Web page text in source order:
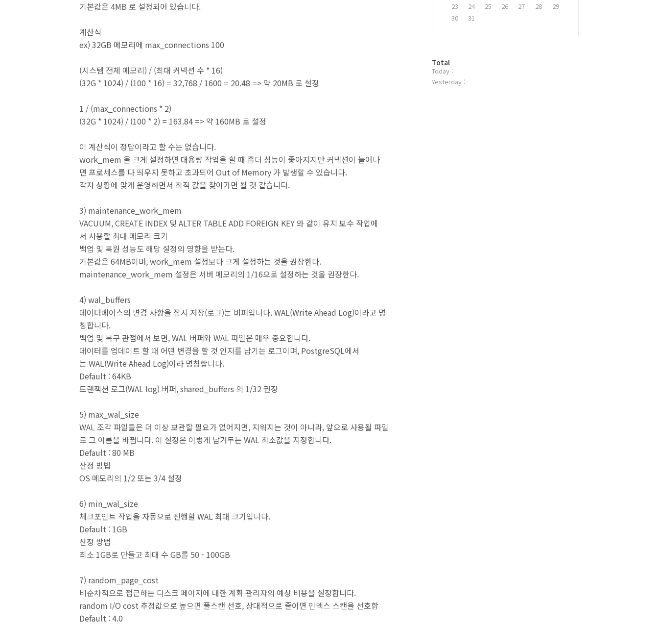
기본값은 4MB 로 설정되어 있습니다.
계산식
ex) 32GB 메모리에 max_connections 100
(시스템 전체 메모리) / (최대 커넥션 수 * 16)
(32G * 1024) / (100 * 16) = 32,768 / 1600 = 20.48 => 약 20MB 로 설정
1 / (max_connections * 2)
(32G * 1024) / (100 * 2) = 163.84 => 약 160MB 로 설정
이 계산식이 정답이라고 할 수는 없습니다.
work_mem 을 크게 설정하면 대용량 작업을 할 때 좀더 성능이 좋아지지만 커넥션이 늘어나
면 프로세스를 다 띄우지 못하고 초과되어 Out of Memory 가 발생할 수 있습니다.
각자 상황에 맞게 운영하면서 최적 값을 찾아가면 될 것 같습니다.
3) maintenance_work_mem
VACUUM, CREATE INDEX 및 ALTER TABLE ADD FOREIGN KEY 와 같이 유지 보수 작업에
서 사용할 최대 메모리 크기
백업 및 복원 성능도 해당 설정의 영향을 받는다.
기본값은 64MB이며, work_mem 설정보다 크게 설정하는 것을 권장한다.
maintenance_work_mem 설정은 서버 메모리의 1/16으로 설정하는 것을 권장한다.
4) wal_buffers
데이터베이스의 변경 사항을 잠시 저장(로그)는 버퍼입니다. WAL(Write Ahead Log)이라고 명
칭합니다.
백업 및 복구 관점에서 보면, WAL 버퍼와 WAL 파일은 매우 중요합니다.
데이터를 업데이트 할 때 어떤 변경을 할 것 인지를 남기는 로그이며, PostgreSQL에서
는 WAL(Write Ahead Log)이라 명칭합니다.
Default : 64KB
트랜잭션 로그(WAL log) 버퍼, shared_buffers 의 1/32 권장
5) max_wal_size
WAL 조각 파일들은 더 이상 보관할 필요가 없어지면, 지워지는 것이 아니라, 앞으로 사용될 파일
로 그 이름을 바뀝니다. 이 설정은 이렇게 남겨두는 WAL 최소값을 지정합니다.
Default : 80 MB
산정 방법
OS 메모리의 1/2 또는 3/4 설정
6) min_wal_size
체크포인트 작업을 자동으로 진행할 WAL 최대 크기입니다.
Default : 1GB
산정 방법
최소 1GB로 만들고 최대 수 GB를 50 - 100GB
7) random_page_cost
비순차적으로 접근하는 디스크 페이지에 대한 계획 관리자의 예상 비용을 설정합니다.
random I/O cost 추정값으로 높으면 풀스캔 선호, 상대적으로 줄이면 인덱스 스캔을 선호함
Default : 4.0
23
24 25 26 27 28
29
30
31
방
문
자
Total
Today :
Yesterday :